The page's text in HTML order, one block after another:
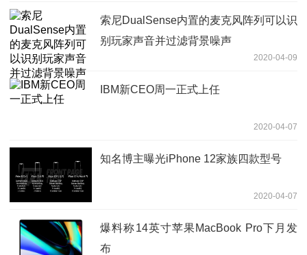
索尼DualSense内置的麦克风阵列可以识
别玩家声音并过滤背景噪声
2020-04-09
IBM新CEO周一正式上任
2020-04-07
知名博主曝光iPhone 12家族四款型号
2020-04-07
爆料称14英寸苹果MacBook Pro下月发
布